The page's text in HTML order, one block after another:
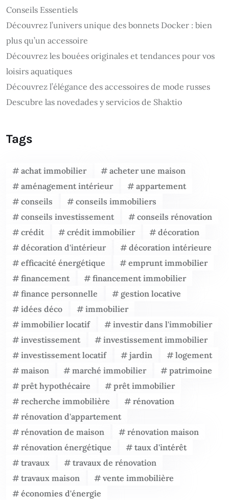
Conseils Essentiels
Découvrez l’univers unique des bonnets Docker : bien
plus qu’un accessoire
Découvrez les bouées originales et tendances pour vos
loisirs aquatiques
Découvrez l’élégance des accessoires de mode russes
Descubre las novedades y servicios de Shaktio
Tags
achat immobilier
acheter une maison
aménagement intérieur
appartement
conseils
conseils immobiliers
conseils investissement
conseils rénovation
crédit
crédit immobilier
décoration
décoration d'intérieur
décoration intérieure
efficacité énergétique
emprunt immobilier
financement
financement immobilier
finance personnelle
gestion locative
idées déco
immobilier
immobilier locatif
investir dans l'immobilier
investissement
investissement immobilier
investissement locatif
jardin
logement
maison
marché immobilier
patrimoine
prêt hypothécaire
prêt immobilier
recherche immobilière
rénovation
rénovation d'appartement
rénovation de maison
rénovation maison
rénovation énergétique
taux d'intérêt
travaux
travaux de rénovation
travaux maison
vente immobilière
économies d'énergie